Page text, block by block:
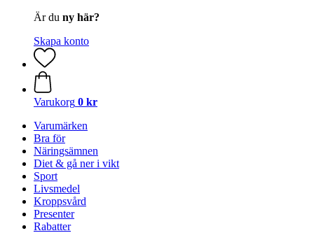
Är du ny här?
Skapa konto
Varukorg 0 kr
Varumärken
Bra för
Näringsämnen
Diet & gå ner i vikt
Sport
Livsmedel
Kroppsvård
Presenter
Rabatter